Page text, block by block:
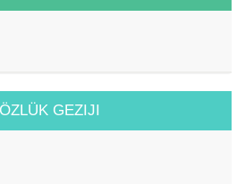
GEZIJI